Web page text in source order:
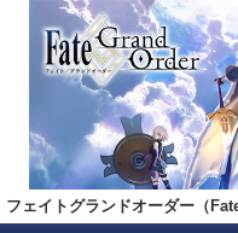
フェイトグランドオーダー（